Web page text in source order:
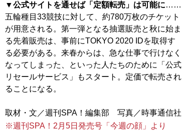
▼公式サイトを通せば「定額転売」は可能に……
五輪種目33競技に対して、約780万枚のチケット
が用意される。第一弾となる抽選販売と秋に始ま
る先着販売は、事前にTOKYO 2020 IDを取得す
る必要がある。来春からは、急な仕事で行けなく
なってしまった、といった人たちのために「公式
リセールサービス」もスタート。定価で転売され
ることになる。
※週刊SPA！2月5日発売号「今週の顔」より